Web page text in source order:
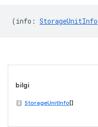
(info : StorageUnitInfo
bilgi
StorageUnitInfo[]